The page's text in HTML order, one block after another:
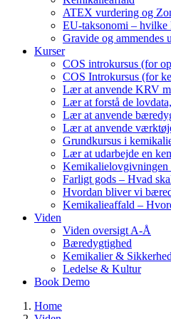
ATEX vurdering og
EU-taksonomi – hvilke
Gravide og ammendes
Kurser
COS introkursus (for
COS Introkursus (for
Lær at anvende KRV
Lær at forstå de
Lær at anvende
Lær at anvende
Grundkursus i
Lær at udarbejde en
Kemikalielovgivningen
Farligt gods – Hvad
Hvordan bliver vi
Kemikalieaffald –
Viden
Viden oversigt A-Å
Bæredygtighed
Kemikalier & Sikkerhed
Ledelse & Kultur
Book Demo
Home